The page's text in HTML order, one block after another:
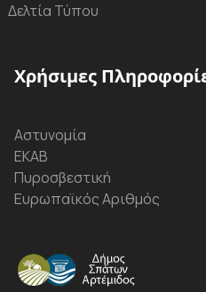
Δελτία Τύπου
Χρήσιμες
Αστυνομία
ΕΚΑΒ
Πυροσβεστική
Ευρωπαϊκός Αριθμός